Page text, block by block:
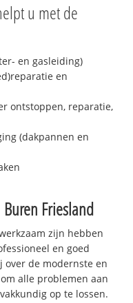
u met de
en gasleiding)
en
ontstoppen, reparatie,
(dakpannen en
Buren Friesland
zijn hebben
en goed
over de modernste en
alle problemen aan
op te lossen.